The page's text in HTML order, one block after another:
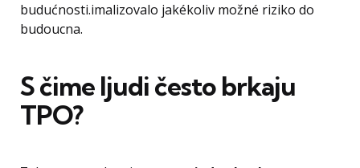
budućnosti.imalizovalo jakékoliv možné riziko do
budoucna.
S čime ljudi često brkaju
TPO?